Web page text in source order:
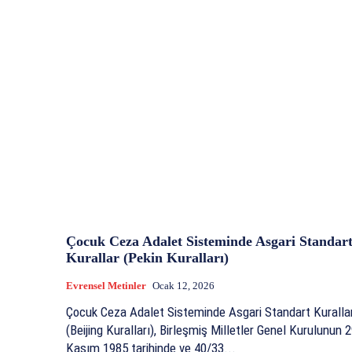
Çocuk Ceza Adalet Sisteminde Asgari Standart
Kurallar (Pekin Kuralları)
Evrensel Metinler Ocak 12, 2026
Çocuk Ceza Adalet Sisteminde Asgari Standart
(Beijing Kuralları), Birleşmiş Milletler Genel Kurulunun
Kasım 1985 tarihinde ve 40/33...